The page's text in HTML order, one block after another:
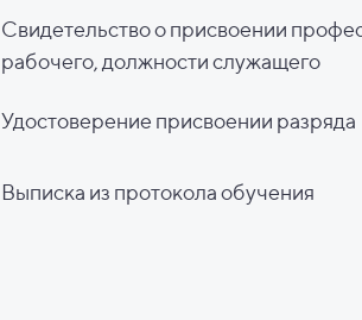
Свидетельство о присвоении
рабочего, должности служащего
Удостоверение присвоении разряда
Выписка из протокола обучения